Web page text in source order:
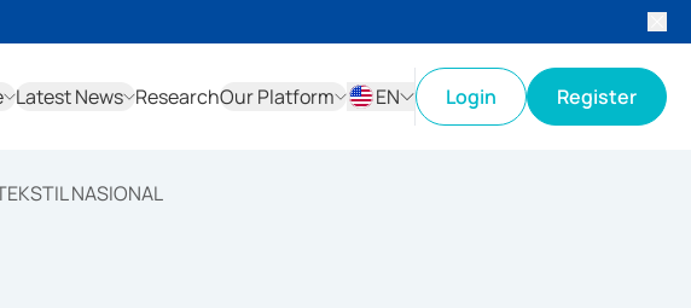
Latest News ResearchOur Platform
EN
Login Register
NASIONAL